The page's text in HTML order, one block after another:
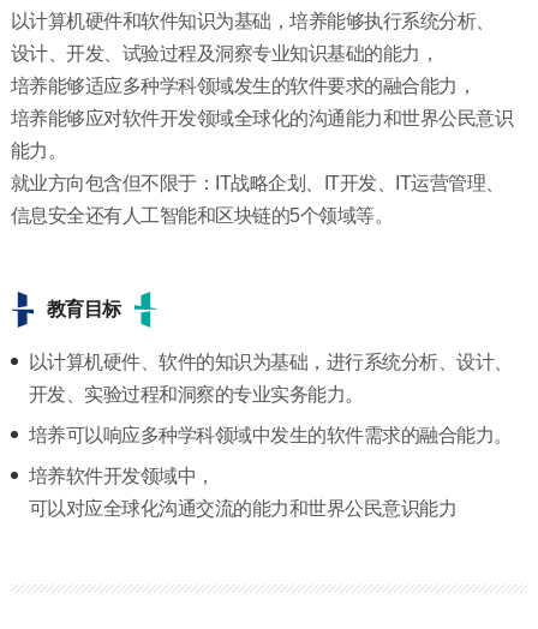
以计算机硬件和软件知识为基础，培养能够执行系统分析、
设计、开发、试验过程及洞察专业知识基础的能力，
培养能够适应多种学科领域发生的软件要求的融合能力，
培养能够应对软件开发领域全球化的沟通能力和世界公民意识
能力。
就业方向包含但不限于：IT战略企划、IT开发、IT运营管理、
信息安全还有人工智能和区块链的5个领域等。
教育目标
以计算机硬件、软件的知识为基础，进行系统分析、设计、
开发、实验过程和洞察的专业实务能力。
培养可以响应多种学科领域中发生的软件需求的融合能力。
培养软件开发领域中，
可以对应全球化沟通交流的能力和世界公民意识能力